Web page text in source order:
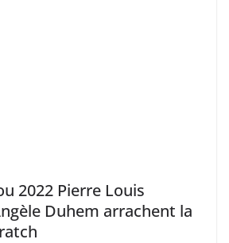
2022 Pierre Louis
Duhem arrachent la